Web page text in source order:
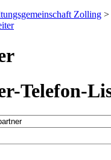
Zolling >
Telefon-